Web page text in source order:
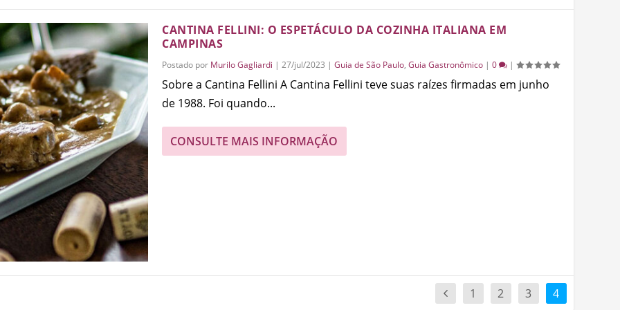
CANTINA FELLINI: O ESPETÁCULO DA COZINHA ITALIANA EM
CAMPINAS
Postado por Murilo Gagliardi | 27/jul/2023 | Guia de São Paulo, Guia Gastronômico | 0 |
Sobre a Cantina Fellini A Cantina Fellini teve suas raízes firmadas em junho
de 1988. Foi quando...
CONSULTE MAIS INFORMAÇÃO
1 2 3 4